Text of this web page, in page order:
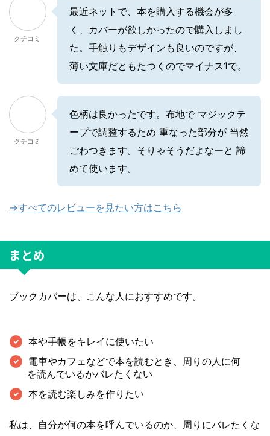
クチコミ
最近ネットで、本を購入する機会が多
く、カバーが欲しかったので購入しまし
た。手触りもデザインも良いのですが、
薄い文庫だともたつくのでマイナス1で。
クチコミ
色柄は良かったです。布地で マジックテ
ープで調整するため 重なった部分が 当然
ごわつきます。そりゃそうだよなーと 諦
めて使います。
→すべてのレビューを見たい方はこちら
まとめ
ブックカバーは、こんな人におすすめです。
本や手帳をキレイに使いたい
電車やカフェなどで本を読むとき、周りの人に何
を読んでいるかバレたくない
本を読む楽しみを作りたい
私は、自分が何の本を呼んでいるのか、周りにバレたくな